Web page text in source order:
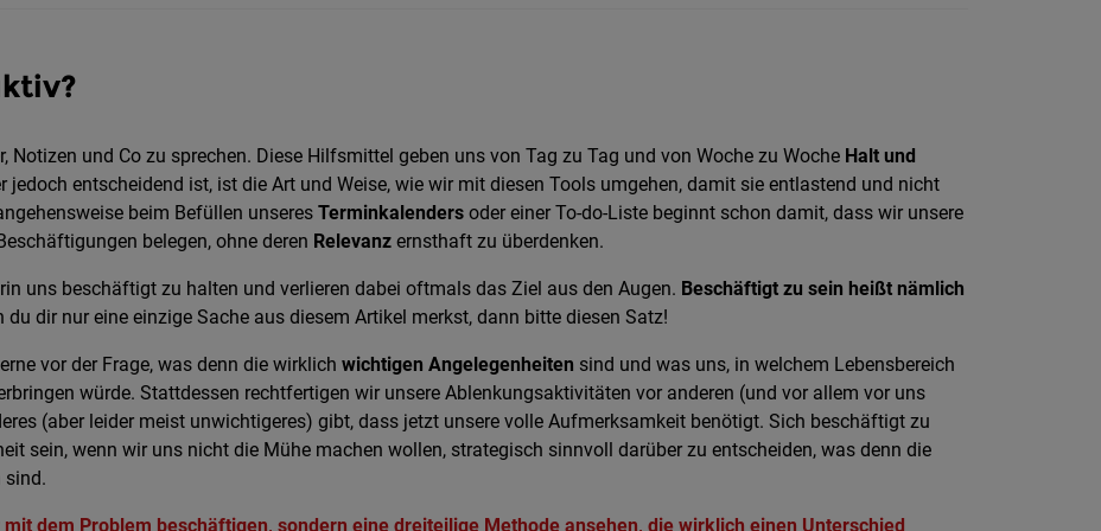
Notizen und Co zu sprechen. Diese Hilfsmittel geben uns von Tag zu Tag und von Woche zu Woche Halt und
jedoch entscheidend ist, ist die Art und Weise, wie wir mit diesen Tools umgehen, damit sie entlastend und nicht
beim Befüllen unseres Terminkalenders oder einer To-do-Liste beginnt schon damit, dass wir unsere
belegen, ohne deren Relevanz ernsthaft zu überdenken.
uns beschäftigt zu halten und verlieren dabei oftmals das Ziel aus den Augen. Beschäftigt zu sein heißt nämlich
du dir nur eine einzige Sache aus diesem Artikel merkst, dann bitte diesen Satz!
vor der Frage, was denn die wirklich wichtigen Angelegenheiten sind und was uns, in welchem Lebensbereich
würde. Stattdessen rechtfertigen wir unsere Ablenkungsaktivitäten vor anderen (und vor allem vor uns
(aber leider meist unwichtigeres) gibt, dass jetzt unsere volle Aufmerksamkeit benötigt. Sich beschäftigt zu
sein, wenn wir uns nicht die Mühe machen wollen, strategisch sinnvoll darüber zu entscheiden, was denn die
sind.
dem Problem beschäftigen, sondern eine dreiteilige Methode ansehen, die wirklich einen Unterschied